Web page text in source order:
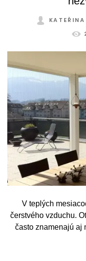
V teplých
čerstvého vzduchu.
často znamenajú aj